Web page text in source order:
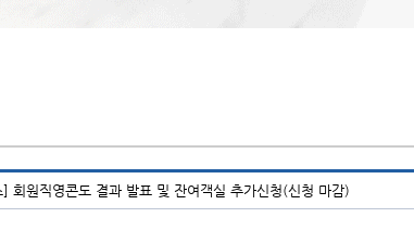
] 회원직영콘도 결과 발표 및 잔여객실 추가신청(신청 마감)